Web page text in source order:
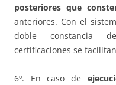
posteriores que
anteriores. Con el
doble constancia
certificaciones se
6º. En caso de